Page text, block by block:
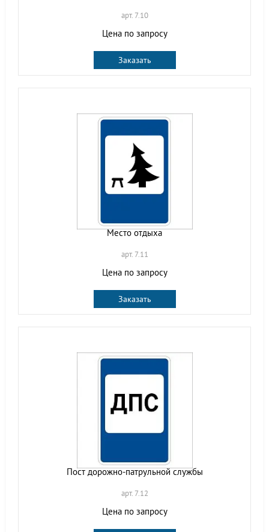
арт. 7.10
Цена по запросу
Заказать
Место отдыха
арт. 7.11
Цена по запросу
Заказать
Пост дорожно-патрульной службы
арт. 7.12
Цена по запросу